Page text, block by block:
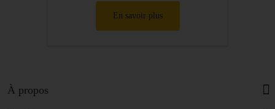
En savoir plus
À propos